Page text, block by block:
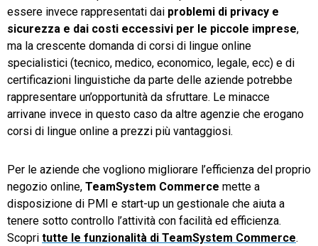
essere invece rappresentati dai problemi di privacy e
sicurezza e dai costi eccessivi per le piccole imprese,
ma la crescente domanda di corsi di lingue online
specialistici (tecnico, medico, economico, legale, ecc) e di
certificazioni linguistiche da parte delle aziende potrebbe
rappresentare un’opportunità da sfruttare. Le minacce
arrivane invece in questo caso da altre agenzie che erogano
corsi di lingue online a prezzi più vantaggiosi.
Per le aziende che vogliono migliorare l’efficienza del proprio
negozio online, TeamSystem Commerce mette a
disposizione di PMI e start-up un gestionale che aiuta a
tenere sotto controllo l’attività con facilità ed efficienza.
Scopri tutte le funzionalità di TeamSystem Commerce.